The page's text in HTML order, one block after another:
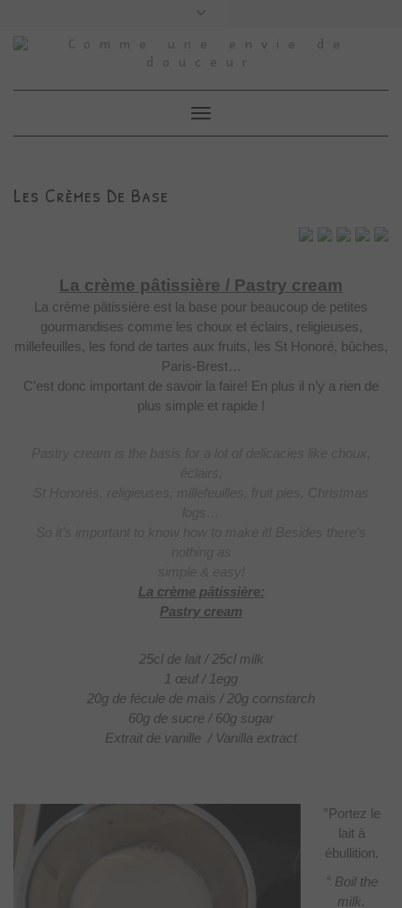
content
FacebookInstagramPinterestFoodreporter
Google YoutubeIndex
Douceurs
Index
Douceurs
My Facebook Facebook
Toggle
Navigation
Les Crèmes De Base
La crème pâtissière / Pastry cream
La crème pâtissière est la base pour beaucoup de petites
gourmandises comme les choux et éclairs, religieuses,
millefeuilles, les fond de tartes aux fruits, les St Honoré, bûches,
Paris-Brest…
C’est donc important de savoir la faire! En plus il n’y a rien de
plus simple et rapide !
La crème pâtissière:
Pastry cream
25cl de lait / 25cl milk
1 œuf / 1egg
20g de fécule de maïs / 20g cornstarch
60g de sucre / 60g sugar
Extrait de vanille / Vanilla extract
°Portez le
lait à
ébullition.
° Boil the
milk.